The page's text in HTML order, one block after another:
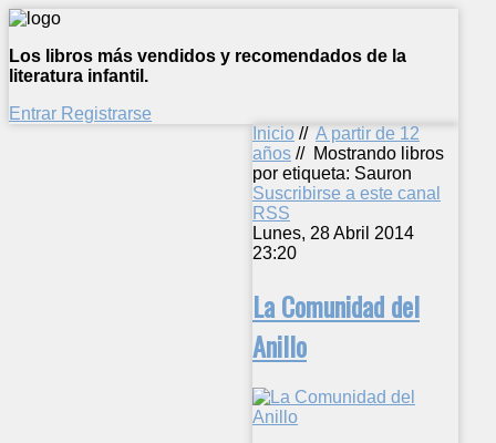
Los libros más vendidos y recomendados de la
literatura infantil.
Entrar Registrarse
Inicio // A partir de 12
años // Mostrando libros
por etiqueta: Sauron
Suscribirse a este canal
RSS
Lunes, 28 Abril 2014
23:20
La Comunidad del
Anillo